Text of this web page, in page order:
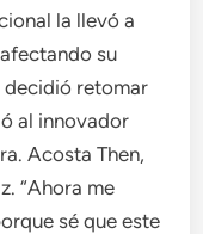
la llevó a
su
decidió retomar
al innovador
Acosta Then,
“Ahora me
sé que este